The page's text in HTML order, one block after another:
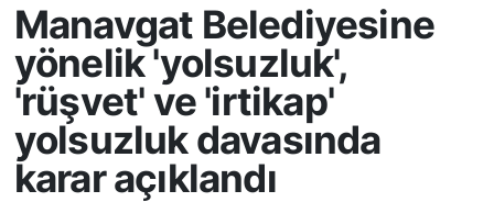
Manavgat Belediyesine
yönelik 'yolsuzluk',
'rüşvet' ve 'irtikap'
yolsuzluk davasında
karar açıklandı
SPOR
GÜNÜN MANŞETİ
DÜNYA
KÜLTÜR - SANAT
Mersin Namaz Vakitleri
Mersin Trafik Yoğunluk Haritası
Süper Lig Puan Durumu ve Fikstür
Tüm Manşetler